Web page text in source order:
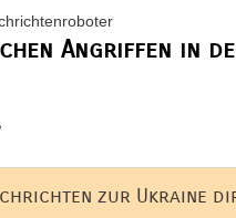
Angriffen in
zur Ukraine